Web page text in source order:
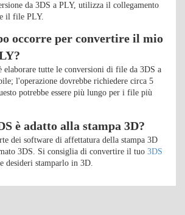
da 3DS a PLY, utilizza il collegamento
il file PLY.
occorre per convertire il mio
tutte le conversioni di file da 3DS a
l'operazione dovrebbe richiedere circa 5
potrebbe essere più lungo per i file più
è adatto alla stampa 3D?
dei software di affettatura della stampa 3D
3DS. Si consiglia di convertire il tuo 3DS
desideri stamparlo in 3D.